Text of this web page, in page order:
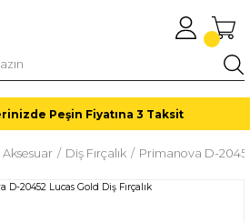
Peşin Fiyatına 3 Taksit
Diş Fırçalık Primanova D-